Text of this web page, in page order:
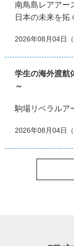
南鳥島レアアー
日本の未来を拓
2026年08月04日（
学生の海外渡航
～
駒場リベラルア
2026年08月04日（